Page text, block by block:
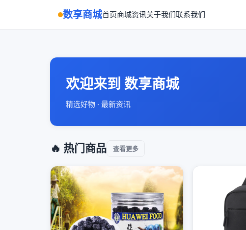
数享商城首页商城资讯关于我们联系我们
欢迎来到 数享商城
精选好物 · 最新资讯
🔥 热门商品 查看更多